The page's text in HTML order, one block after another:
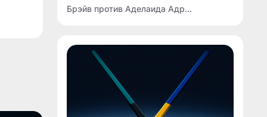
Брэйв против Аделаида Адр...